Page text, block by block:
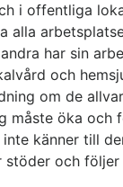
i offentliga
alla
har sin
och
om de
måste öka och
känner till
stöder och